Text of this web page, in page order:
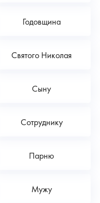
Годовщина
Святого Николая
Сыну
Сотруднику
Парню
Мужу